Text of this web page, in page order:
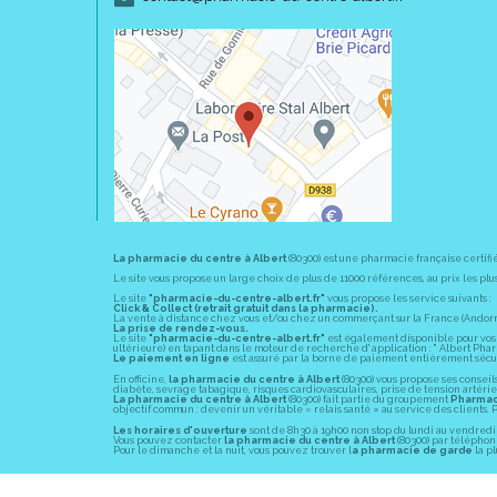
La pharmacie du centre à Albert(80300) est une pharmacie française
Le site vous propose un large choix de plus de 11000 références, au prix les
Le site "pharmacie-du-centre-albert.fr" vous propose les service suivants :
Click & Collect (retrait gratuit dans la pharmacie).
La vente à distance chez vous et/ou chez un commerçant sur la France
La prise de rendez-vous.
Le site "pharmacie-du-centre-albert.fr" est également disponible pour vos
ultérieure) en tapant dans le moteur de recherche d' application : " Albert
Le paiement en ligne est assuré par la borne de paiement entièrement
En officine, la pharmacie du centre à Albert(80300) vous propose ses
diabète, sevrage tabagique, risques cardiovasculaires, prise de tension
La pharmacie du centre à Albert(80300) fait partie du groupement
objectif commun : devenir un véritable « relais santé » au service des clients.
Les horaires d'ouverture sont de 8h30 à 19h00 non stop du lundi au
Vous pouvez contacter la pharmacie du centre à Albert(80300) par
Pour le dimanche et la nuit, vous pouvez trouver la pharmacie de garde la